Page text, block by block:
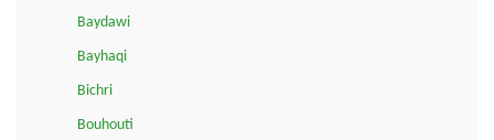
Baydawi
Bayhaqi
Bichri
Bouhouti